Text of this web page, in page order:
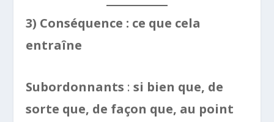
3) Conséquence : ce que cela
entraîne
Subordonnants :si bien que, de
sorte que, de façon que, au point